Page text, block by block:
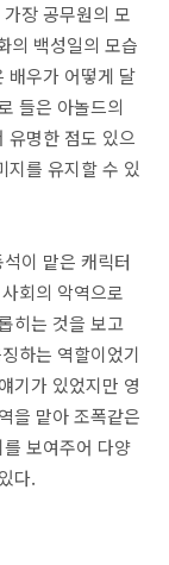
장 공무원의 모
의 백성일의 모습
배우가 어떻게 달
들은 아놀드의
유명한 점도 있으
지를 유지할 수 있
이 맡은 캐릭터
회의 악역으로
히는 것을 보고
하는 역할이었기
기가 있었지만 영
을 맡아 조폭같은
보여주어 다양
다.